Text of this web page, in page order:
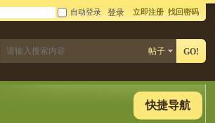
自动登录 登录 立即注册 找回密码
帖子 GO!
快捷导航